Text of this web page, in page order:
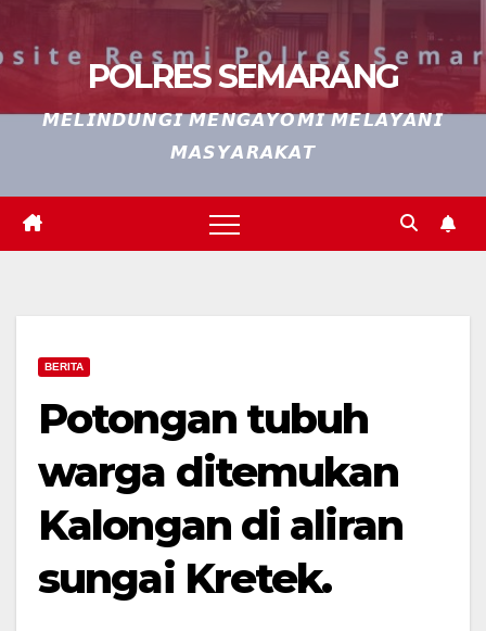
POLRES SEMARANG
𝙈𝙀𝙇𝙄𝙉𝘿𝙐𝙉𝙂𝙄 𝙈𝙀𝙉𝙂𝘼𝙔𝙊𝙈𝙄 𝙈𝙀𝙇𝘼𝙔𝘼𝙉𝙄
𝙈𝘼𝙎𝙔𝘼𝙍𝘼𝙆𝘼𝙏
BERITA
Potongan tubuh
warga ditemukan
Kalongan di aliran
sungai Kretek.